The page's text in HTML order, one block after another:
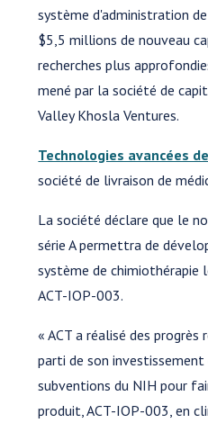
système d'administration
$5,5 millions de nouveau
recherches plus
mené par la société de
Valley Khosla Ventures.
Technologies avancées
société de livraison de
La société déclare que le
série A permettra de
système de chimiothérapie
ACT-IOP-003.
« ACT a réalisé des
parti de son investissement
subventions du NIH pour
produit, ACT-IOP-003, en